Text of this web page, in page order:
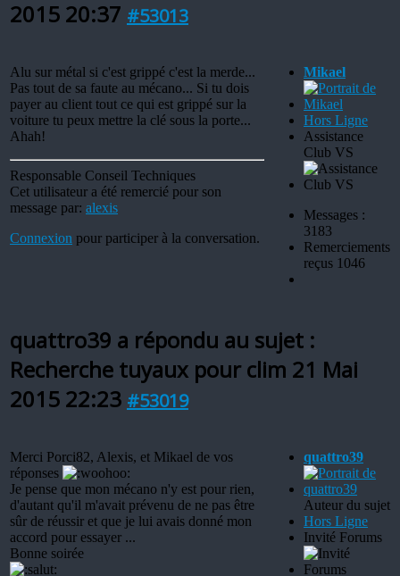
2015 20:37 #53013
Alu sur métal si c'est grippé c'est la merde...
Pas tout de sa faute au mécano... Si tu dois
payer au client tout ce qui est grippé sur la
voiture tu peux mettre la clé sous la porte...
Ahah!
Responsable Conseil Techniques
Cet utilisateur a été remercié pour son
message par: alexis
Connexion pour participer à la conversation.
Mikael
Hors Ligne
Assistance
Club VS
Messages :
3183
Remerciements
reçus 1046
quattro39 a répondu au sujet :
Recherche tuyaux pour clim 21 Mai
2015 22:23 #53019
Merci Porci82, Alexis, et Mikael de vos
réponses
Je pense que mon mécano n'y est pour rien,
d'autant qu'il m'avait prévenu de ne pas être
sûr de réussir et que je lui avais donné mon
accord pour essayer ...
Bonne soirée
quattro39
Auteur du sujet
Hors Ligne
Invité Forums